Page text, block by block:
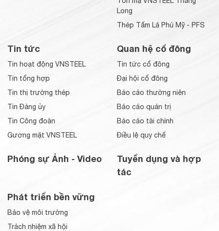
Long
Thép Tấm Lá Phú Mỹ - PFS
Tin tức
Tin hoạt động VNSTEEL
Tin tổng hợp
Tin thị trường thép
Tin Đảng ủy
Tin Công đoàn
Gương mặt VNSTEEL
Phóng sự Ảnh - Video
Quan hệ cổ đông
Tin tức cổ đông
Đại hội cổ đông
Báo cáo thường niên
Báo cáo quản trị
Báo cáo tài chính
Điều lệ quy chế
Tuyển dụng và hợp
tác
Phát triển bền vững
Bảo vệ môi trường
Trách nhiệm xã hội